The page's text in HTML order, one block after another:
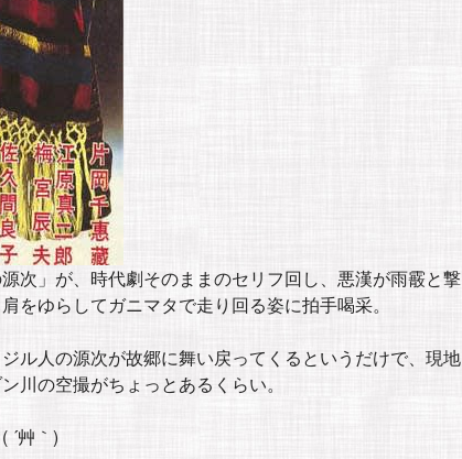
次」が、時代劇そのままのセリフ回し、悪漢が雨霰と撃
をゆらしてガニマタで走り回る姿に拍手喝采。
ル人の源次が故郷に舞い戻ってくるというだけで、現地
川の空撮がちょっとあるくらい。
´艸｀)